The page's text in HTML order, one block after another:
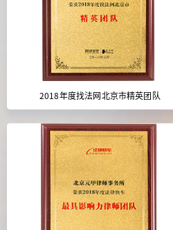
2018年度找法网北京市精英团队